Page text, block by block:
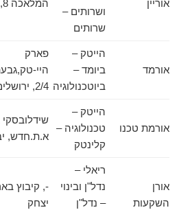
אוריין
ושרותים –
שרותים
המלאכה 8, לוד
אורמד
הייטק –
ביומד –
ביוטכנולוגיה
פארק
היי-
2/4, ירושלים
אורמת טכנו
הייטק –
טכנולוגיה –
קלינטק
שידלובסקי 1,
א.ת.חדש,
אורן
השקעות
ריאלי –
נדל"ן ובינוי
– נדל"ן
-, קיבוץ
יצחק